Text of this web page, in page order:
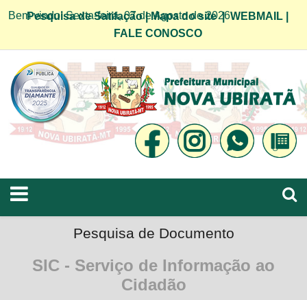
Bem vindo! Sexta-feira, 07 de Agosto de 2026
Pesquisa de Satifação|Mapa do site|WEBMAIL
FALE CONOSCO
Pesquisa de Documento
SIC - Serviço de Informação ao
Cidadão